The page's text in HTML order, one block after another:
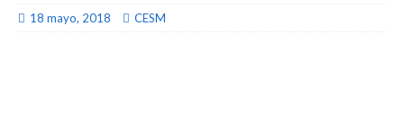
18 mayo, 2018 CESM